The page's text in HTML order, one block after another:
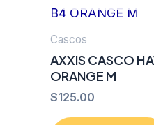
Cascos
AXXIS CASCO
ORANGE M
$125.00